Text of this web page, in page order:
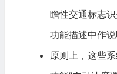
瞻性交通标志
功能描述中作说
原则上，这些